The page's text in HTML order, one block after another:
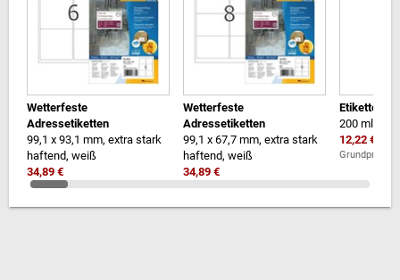
Wetterfeste
Adressetiketten
99,1 x 93,1 mm, extra stark
haftend, weiß
34,89 €
Wetterfeste
Adressetiketten
99,1 x 67,7 mm, extra stark
haftend, weiß
34,89 €
200 ml
12,22 €
Grundpreis